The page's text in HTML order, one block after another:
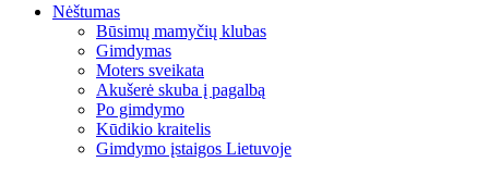
Nėštumas
Būsimų mamyčių klubas
Gimdymas
Moters sveikata
Akušerė skuba į pagalbą
Po gimdymo
Kūdikio kraitelis
Gimdymo įstaigos Lietuvoje